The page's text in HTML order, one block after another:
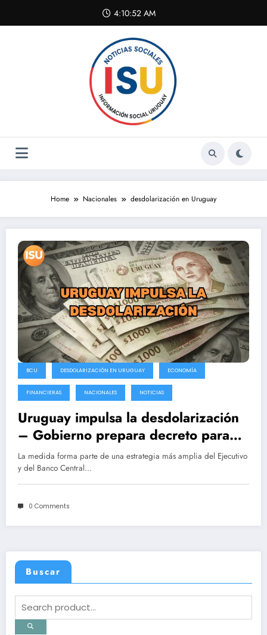
content
4:10:52 AM
Home Nacionales desdolarización en Uruguay
BCU DESDOLARIZACIÓN EN URUGUAY ECONOMÍA
FINANCIERAS NACIONALES NOTICIAS
Uruguay impulsa la desdolarización
– Gobierno prepara decreto para
exhibir precios en pesos y dinamizar
la economía nacional
La medida forma parte de una estrategia más amplia del Ejecutivo
y del Banco Central…
0 Comments
Buscar